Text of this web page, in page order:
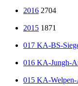
2016 2704
2015 1871
017 KA-BS-
016 KA-Jungh-
015 KA-